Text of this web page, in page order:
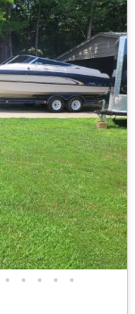
• • • • •